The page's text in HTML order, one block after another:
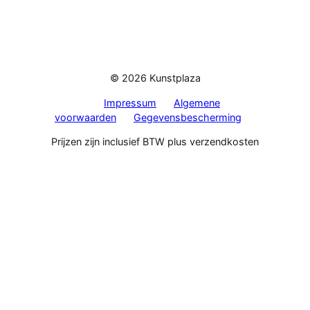
© 2026 Kunstplaza
Impressum
Algemene
voorwaarden
Gegevensbescherming
Prijzen zijn inclusief BTW plus verzendkosten